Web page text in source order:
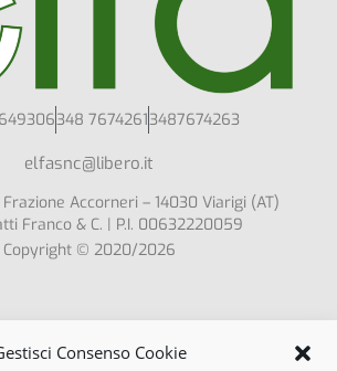
Consenso Cookie
348 76742613487674263
elfasnc@libero.it
Accorneri – 14030 Viarigi (AT)
Franco & C. | P.I. 00632220059
Copyright © 2020/2026